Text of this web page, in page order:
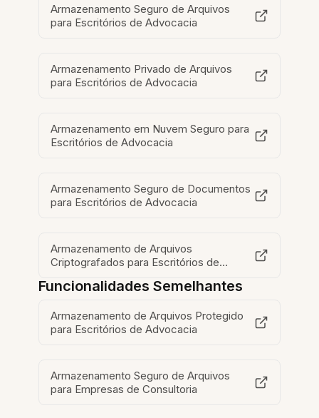
Armazenamento Seguro de Arquivos
para Escritórios de Advocacia
Armazenamento Privado de Arquivos
para Escritórios de Advocacia
Armazenamento em Nuvem Seguro para
Escritórios de Advocacia
Armazenamento Seguro de Documentos
para Escritórios de Advocacia
Armazenamento de Arquivos
Criptografados para Escritórios de
Funcionalidades Semelhantes
Armazenamento de Arquivos Protegido
para Escritórios de Advocacia
Armazenamento Seguro de Arquivos
para Empresas de Consultoria